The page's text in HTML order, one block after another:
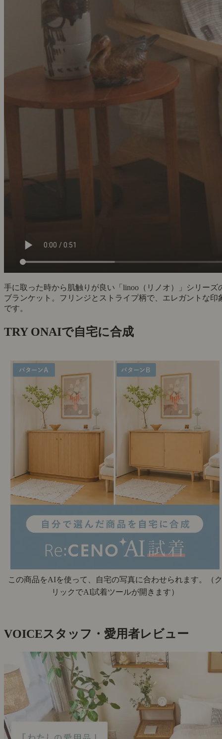
手に取った時から肌触りが良い「linoo（リノオ）」シリーズ
ブランケット。フリンジとストライプ柄で、エレガントな印
です。
TRY ONAIで自宅に合成
この商品をAIを使って、自宅の写真に合わせられます。
（ク
リックでAI試着ツールが開きます）
VOICEスタッフ・愛用者レビュー